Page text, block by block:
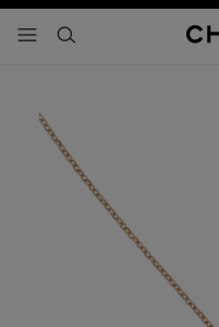
- navegación principal
buscar